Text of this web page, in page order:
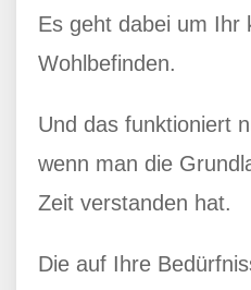
Es geht dabei um Ihr
Wohlbefinden.
Und das funktioniert
wenn man die
Zeit verstanden hat.
Die auf Ihre